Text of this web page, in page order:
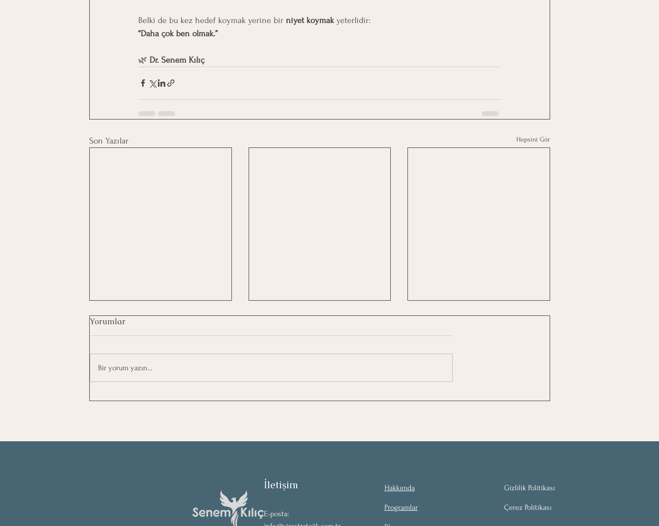
Belki de bu kez hedef koymak yerine bir niyet koymak yeterlidir:
“Daha çok ben olmak.”
🌿 Dr. Senem Kılıç
Son Yazılar Hepsini Gör
Yorumlar
Bir yorum yazın...
İletişim
E-posta:
Hakkımda
Programlar
Gizlilik Politikası
Çerez Politikası